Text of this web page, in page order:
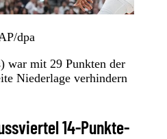
dpa
war mit 29 Punkten der
Niederlage verhindern
14-Punkte-